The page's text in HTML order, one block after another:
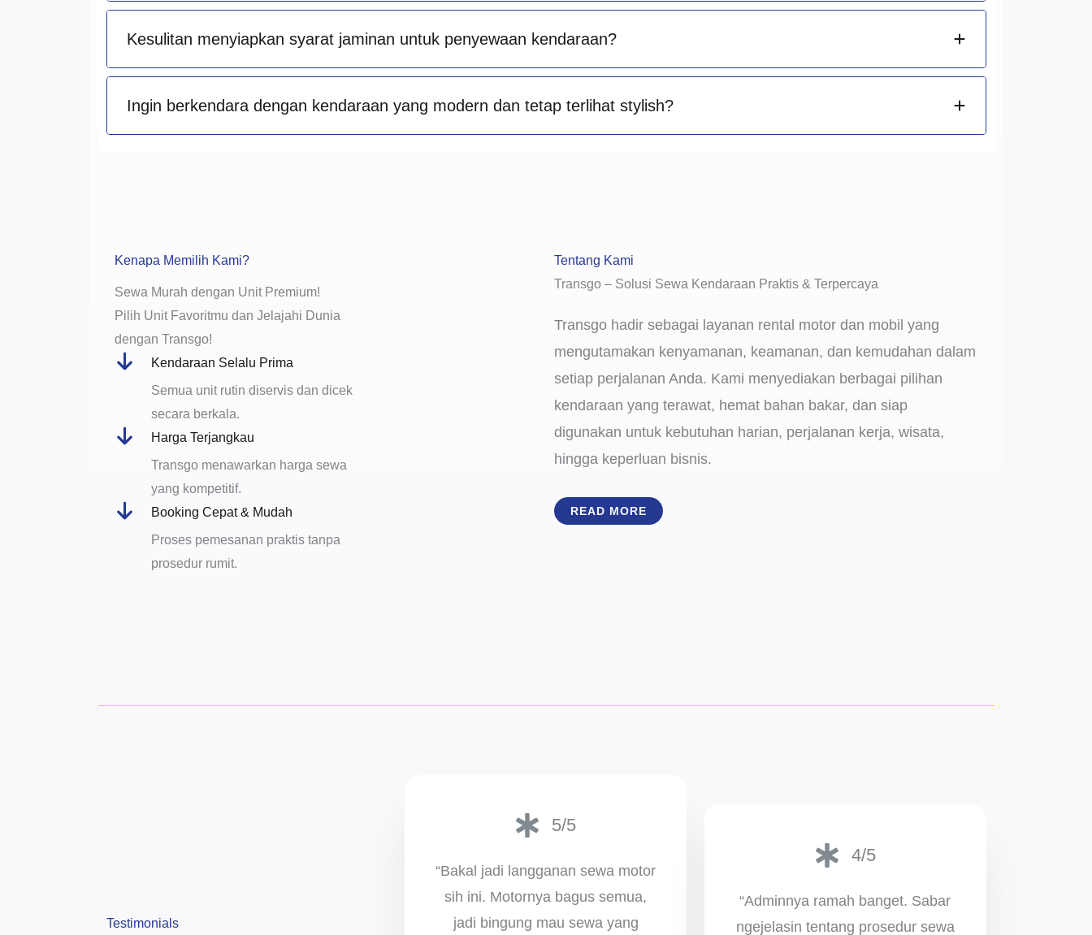
Kesulitan menyiapkan syarat jaminan untuk penyewaan kendaraan?
Ingin berkendara dengan kendaraan yang modern dan tetap terlihat stylish?
Kenapa Memilih Kami?
Sewa Murah dengan Unit Premium!
Pilih Unit Favoritmu dan Jelajahi Dunia
dengan Transgo!
Kendaraan Selalu Prima
Semua unit rutin diservis dan dicek
secara berkala.
Harga Terjangkau
Transgo menawarkan harga sewa
yang kompetitif.
Booking Cepat & Mudah
Proses pemesanan praktis tanpa
prosedur rumit.
Tentang Kami
Transgo – Solusi Sewa Kendaraan Praktis & Terpercaya
Transgo hadir sebagai layanan rental motor dan mobil yang
mengutamakan kenyamanan, keamanan, dan kemudahan dalam
setiap perjalanan Anda. Kami menyediakan berbagai pilihan
kendaraan yang terawat, hemat bahan bakar, dan siap
digunakan untuk kebutuhan harian, perjalanan kerja, wisata,
hingga keperluan bisnis.
READ MORE
Testimonials
5/5
“Bakal jadi langganan sewa motor
sih ini. Motornya bagus semua,
jadi bingung mau sewa yang
4/5
“Adminnya ramah banget. Sabar
ngejelasin tentang prosedur sewa